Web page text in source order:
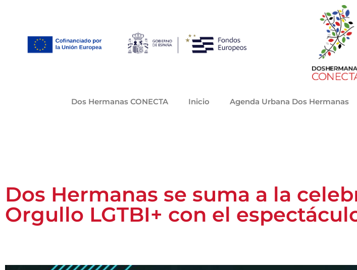
Dos Hermanas CONECTA Inicio Agenda Urbana Dos Hermanas
Dos Hermanas se suma a la
Orgullo LGTBI+ con el